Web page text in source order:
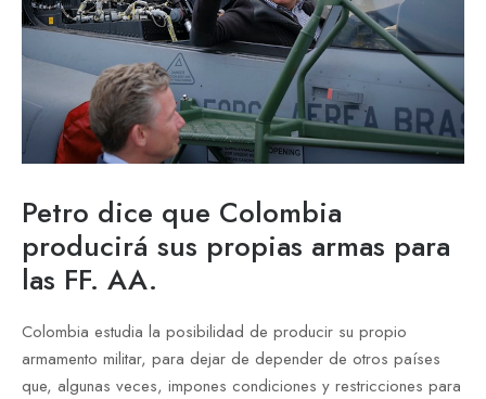
Petro dice que Colombia
producirá sus propias armas para
las FF. AA.
Colombia estudia la posibilidad de producir su propio
armamento militar, para dejar de depender de otros países
que, algunas veces, impones condiciones y restricciones para